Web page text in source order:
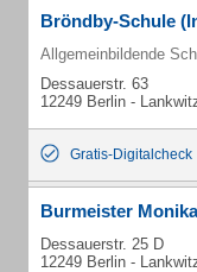
Bröndby-Schule
Allgemeinbildende
Dessauerstr. 63
12249 Berlin -
Gratis-Digitalcheck
Burmeister Monika
Dessauerstr. 25 D
12249 Berlin -